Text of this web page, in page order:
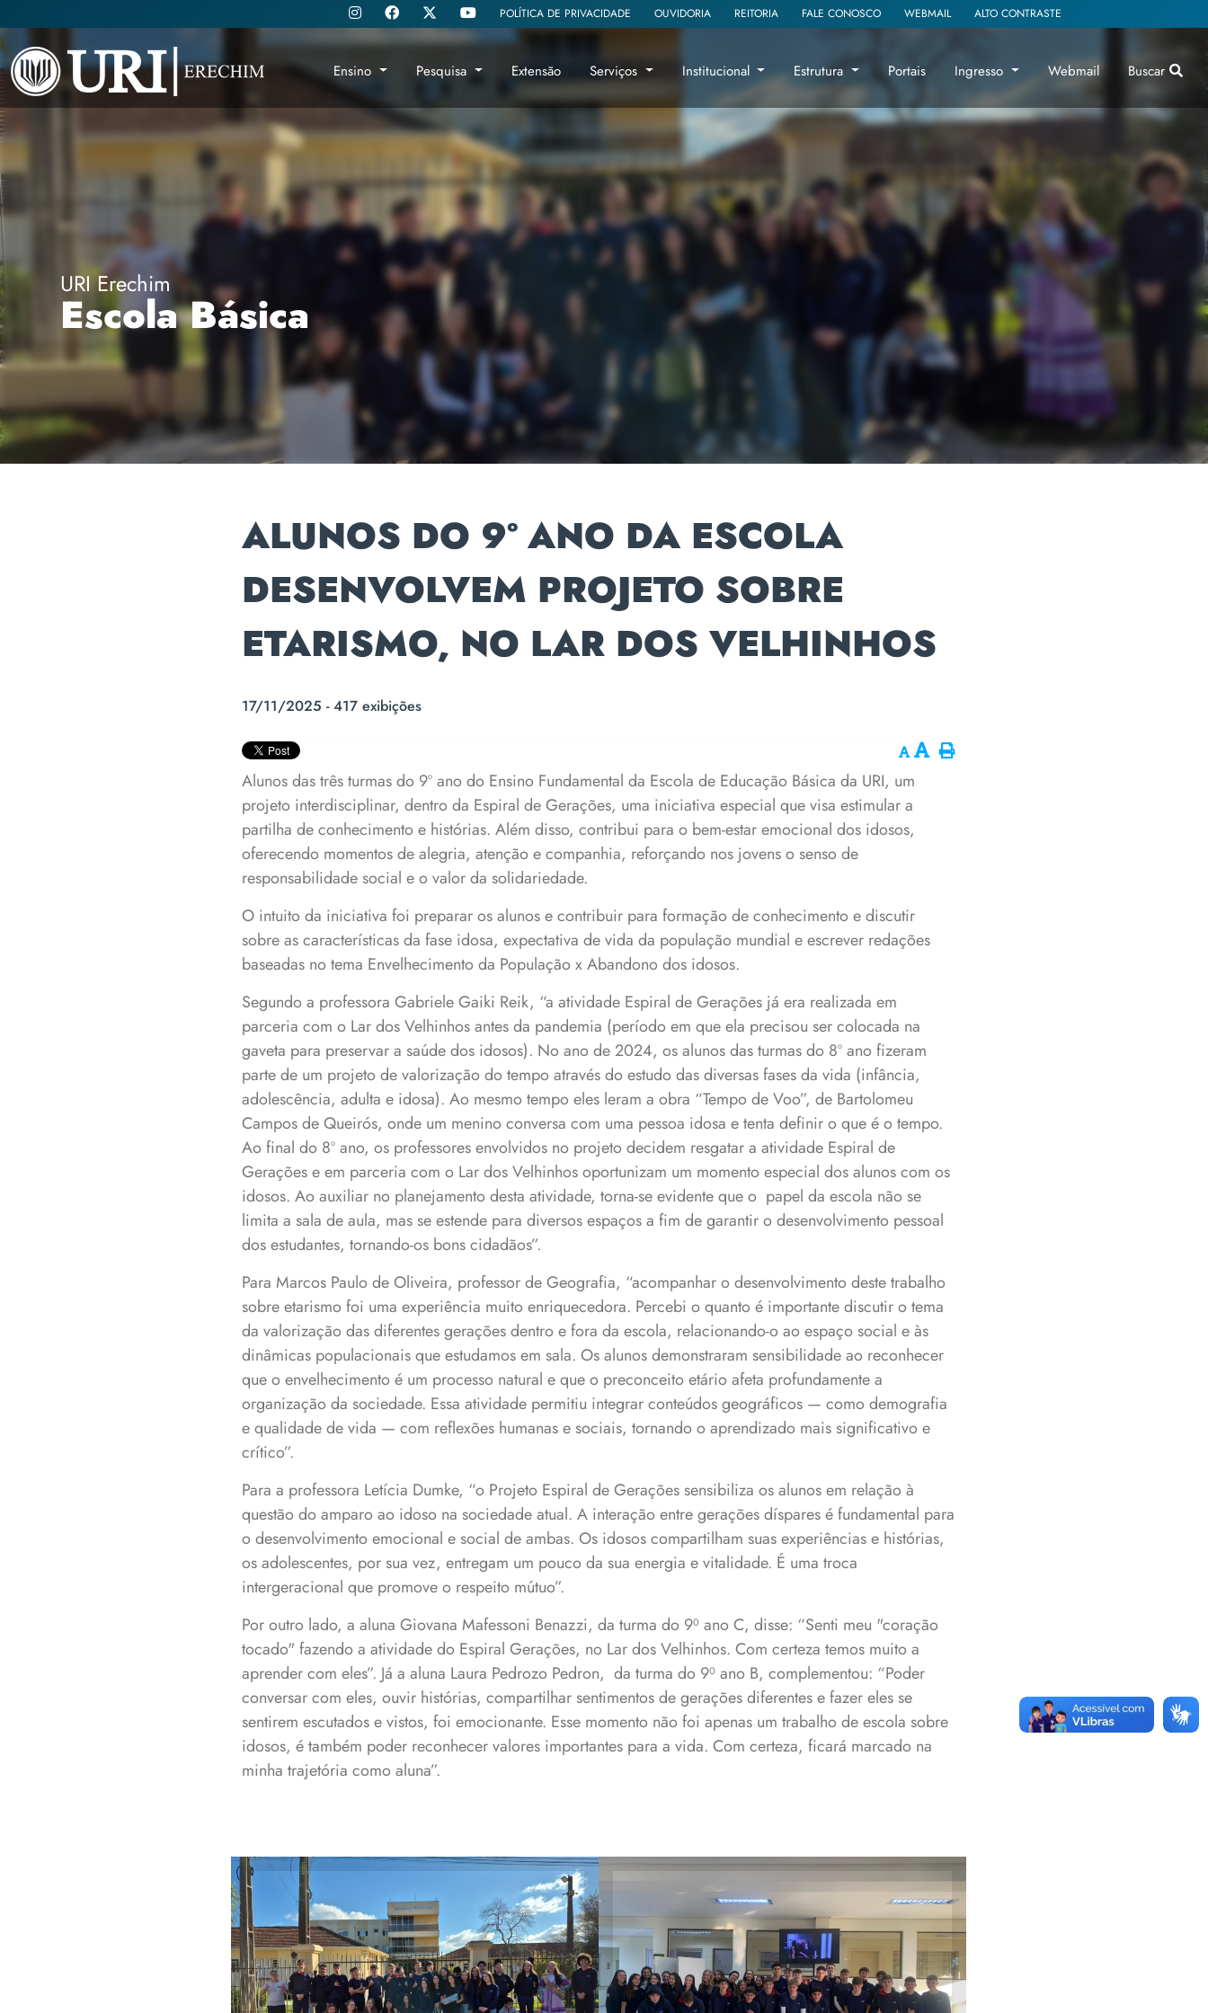
Ensino Pesquisa Extensão Serviços Institucional Estrutura Portais Ingresso Webmail Buscar
POLÍTICA DE PRIVACIDADE OUVIDORIA REITORIA FALE CONOSCO WEBMAIL ALTO CONTRASTE
URI Erechim
Escola Básica
ALUNOS DO 9º ANO DA ESCOLA
DESENVOLVEM PROJETO SOBRE
ETARISMO, NO LAR DOS VELHINHOS
17/11/2025 - 417 exibições
Alunos das três turmas do 9º ano do Ensino Fundamental da Escola de Educação Básica da URI, um
projeto interdisciplinar, dentro da Espiral de Gerações, uma iniciativa especial que visa estimular a
partilha de conhecimento e histórias. Além disso, contribui para o bem-estar emocional dos idosos,
oferecendo momentos de alegria, atenção e companhia, reforçando nos jovens o senso de
responsabilidade social e o valor da solidariedade.
O intuito da iniciativa foi preparar os alunos e contribuir para formação de conhecimento e discutir
sobre as características da fase idosa, expectativa de vida da população mundial e escrever redações
baseadas no tema Envelhecimento da População x Abandono dos idosos.
Segundo a professora Gabriele Gaiki Reik, “a atividade Espiral de Gerações já era realizada em
parceria com o Lar dos Velhinhos antes da pandemia (período em que ela precisou ser colocada na
gaveta para preservar a saúde dos idosos). No ano de 2024, os alunos das turmas do 8º ano fizeram
parte de um projeto de valorização do tempo através do estudo das diversas fases da vida (infância,
adolescência, adulta e idosa). Ao mesmo tempo eles leram a obra “Tempo de Voo”, de Bartolomeu
Campos de Queirós, onde um menino conversa com uma pessoa idosa e tenta definir o que é o tempo.
Ao final do 8º ano, os professores envolvidos no projeto decidem resgatar a atividade Espiral de
Gerações e em parceria com o Lar dos Velhinhos oportunizam um momento especial dos alunos com os
idosos. Ao auxiliar no planejamento desta atividade, torna-se evidente que o papel da escola não se
limita a sala de aula, mas se estende para diversos espaços a fim de garantir o desenvolvimento pessoal
dos estudantes, tornando-os bons cidadãos”.
Para Marcos Paulo de Oliveira, professor de Geografia, “acompanhar o desenvolvimento deste trabalho
sobre etarismo foi uma experiência muito enriquecedora. Percebi o quanto é importante discutir o tema
da valorização das diferentes gerações dentro e fora da escola, relacionando-o ao espaço social e às
dinâmicas populacionais que estudamos em sala. Os alunos demonstraram sensibilidade ao reconhecer
que o envelhecimento é um processo natural e que o preconceito etário afeta profundamente a
organização da sociedade. Essa atividade permitiu integrar conteúdos geográficos — como demografia
e qualidade de vida — com reflexões humanas e sociais, tornando o aprendizado mais significativo e
crítico”.
Para a professora Letícia Dumke, “o Projeto Espiral de Gerações sensibiliza os alunos em relação à
questão do amparo ao idoso na sociedade atual. A interação entre gerações díspares é fundamental para
o desenvolvimento emocional e social de ambas. Os idosos compartilham suas experiências e histórias,
os adolescentes, por sua vez, entregam um pouco da sua energia e vitalidade. É uma troca
intergeracional que promove o respeito mútuo”.
Por outro lado, a aluna Giovana Mafessoni Benazzi, da turma do 9⁰ ano C, disse: “Senti meu "coração
tocado" fazendo a atividade do Espiral Gerações, no Lar dos Velhinhos. Com certeza temos muito a
aprender com eles”. Já a aluna Laura Pedrozo Pedron, da turma do 9⁰ ano B, complementou: “Poder
conversar com eles, ouvir histórias, compartilhar sentimentos de gerações diferentes e fazer eles se
sentirem escutados e vistos, foi emocionante. Esse momento não foi apenas um trabalho de escola sobre
idosos, é também poder reconhecer valores importantes para a vida. Com certeza, ficará marcado na
minha trajetória como aluna”.
Alunos do 9º ano no Lar dos
Velhinhos
Alunos do 9º ano no Lar dos
Velhinhos